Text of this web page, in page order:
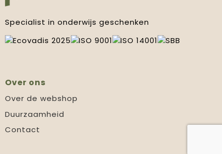
Specialist in onderwijs geschenken
Over ons
Over de webshop
Duurzaamheid
Contact